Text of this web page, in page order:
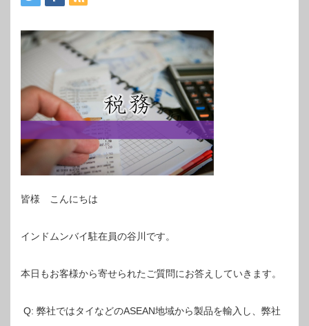
皆様 こんにちは
インドムンバイ駐在員の谷川です。
本日もお客様から寄せられたご質問にお答えしていきます。
Q: 弊社ではタイなどのASEAN地域から製品を輸入し、弊社